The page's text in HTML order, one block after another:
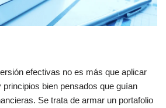
efectivas no es más que aplicar
principios bien pensados que guían
Se trata de armar un portafolio